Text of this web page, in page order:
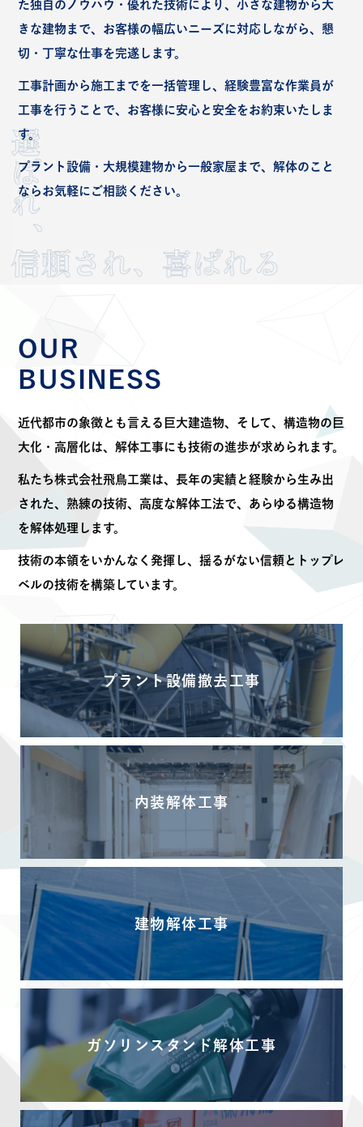
た独自のノウハウ・優れた技術により、小さな建物から大
きな建物まで、お客様の幅広いニーズに対応しながら、懇
切・丁寧な仕事を完遂します。
工事計画から施工までを一括管理し、経験豊富な作業員が
工事を行うことで、お客様に安心と安全をお約束いたしま
す。
プラント設備・大規模建物から一般家屋まで、解体のこと
ならお気軽にご相談ください。
OUR
BUSINESS
近代都市の象徴とも言える巨大建造物、そして、構造物の巨
大化・高層化は、解体工事にも技術の進歩が求められます。
私たち株式会社飛鳥工業は、長年の実績と経験から生み出
された、熟練の技術、高度な解体工法で、あらゆる構造物
を解体処理します。
技術の本領をいかんなく発揮し、揺るがない信頼とトップレ
ベルの技術を構築しています。
プラント設備撤去工事
内装解体工事
建物解体工事
ガソリンスタンド解体工事